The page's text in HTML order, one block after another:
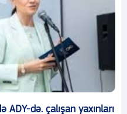
ADY-də. çalışan yaxınları